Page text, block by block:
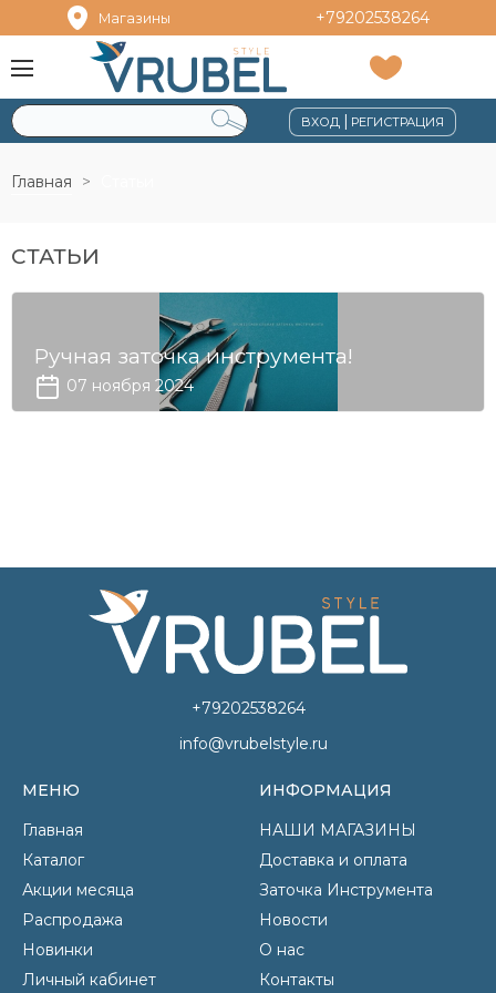
Магазины +79202538264
ВХОД |РЕГИСТРАЦИЯ
Главная
СТАТЬИ
Ручная заточка инструмента!
07 ноября 2024
+79202538264
info@vrubelstyle.ru
МЕНЮ
Главная
Каталог
Акции месяца
Распродажа
Новинки
Личный кабинет
ИНФОРМАЦИЯ
НАШИ МАГАЗИНЫ
Доставка и оплата
Заточка Инструмента
Новости
О нас
Контакты